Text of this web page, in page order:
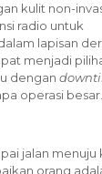
kulit non-
radio untuk
lapisan
menjadi
dengan
operasi besar.
jalan menuju
orang